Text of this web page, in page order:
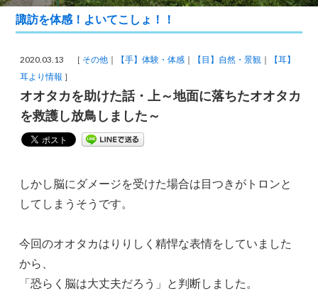
諏訪を体感！よいてこしょ！！
2020.03.13 ［ その他 【手】体験・体感 【目】自然・景観
【耳】
耳より情報 ］
オオタカを助けた話・上～地面に落ちたオオタカ
を救護し放鳥しました～
しかし脳にダメージを受けた場合は目つきがトロンと
してしまうそうです。
今回のオオタカはりりしく精悍な表情をしていました
から、
「恐らく脳は大丈夫だろう」と判断しました。